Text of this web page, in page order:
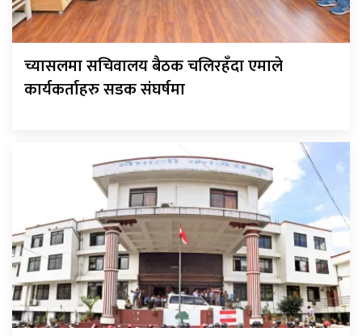
च्यासलमा सचिवालय बैठक चलिरहँदा एमाले
कार्यकर्ताहरु सडक संघर्षमा